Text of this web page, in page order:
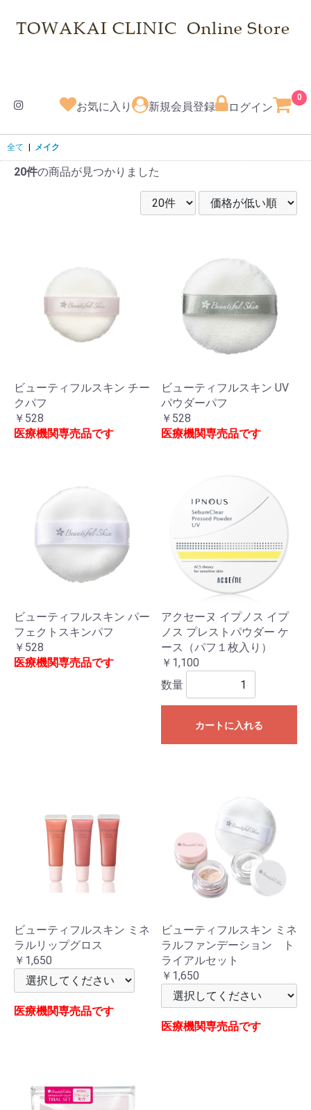
お気に入り 新規会員登録 ログイン
0
全て メイク
20件の商品が見つかりました
ビューティフルスキン チー
クパフ
￥528
医療機関専売品です
ビューティフルスキン UV
パウダーパフ
￥528
医療機関専売品です
ビューティフルスキン パー
フェクトスキンパフ
￥528
医療機関専売品です
アクセーヌ イプノス イプ
ノス プレストパウダー ケ
ース（パフ１枚入り）
￥1,100
数量
カートに入れる
ビューティフルスキン ミネ
ラルリップグロス
￥1,650
医療機関専売品です
ビューティフルスキン ミネ
ラルファンデーション ト
ライアルセット
￥1,650
医療機関専売品です